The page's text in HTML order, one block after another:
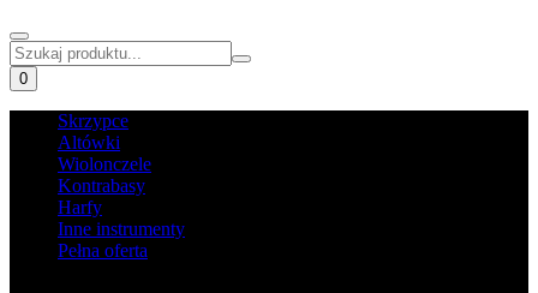
0
Skrzypce
Altówki
Wiolonczele
Kontrabasy
Harfy
Inne instrumenty
Pełna oferta